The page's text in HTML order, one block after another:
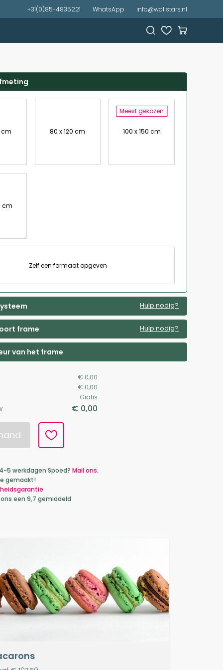
+31(0)85-4835221 WhatsApp info@wallstars.nl
cm 80 x 120 cm
Meest gekozen
100 x 150 cm
cm
Zelf een formaat opgeven
Hulp nodig?
frame Hulp nodig?
van het frame
€ 0,00
€ 0,00
Gratis
€ 0,00
5 werkdagen Spoed? Mail ons.
gemaakt!
een 9,7 gemiddeld